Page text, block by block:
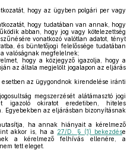
hogy az ügyben polgári per vagy
hogy tudatában van annak, hogy
abban, hogy jog vagy kötelezettség
vonatkozó valótlan adatot, tényt
és büntetőjogi felelőssége tudatában
valóságnak megfelelnek;
hogy a közjegyző igazolja, hogy a
az általa megjelölt jogalapon az eljárás
az ügygondnok kirendelése iránti
megszerzését alátámasztó jogi
igazoló okiratot eredetiben, hiteles
Egyebekben az eljárásban bizonyításnak
ha annak hiányait a kérelmező
akkor is, ha a 27/D. § (1) bekezdése
a kérelmező felhívás ellenére, a
tett eleget.